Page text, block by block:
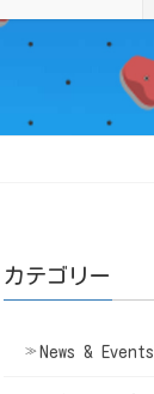
カテゴリー
News & Events